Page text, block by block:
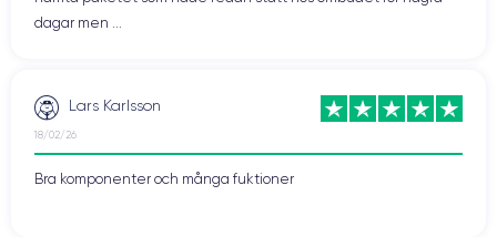
dagar men ...
Lars Karlsson
18/02/26
Bra komponenter och många fuktioner